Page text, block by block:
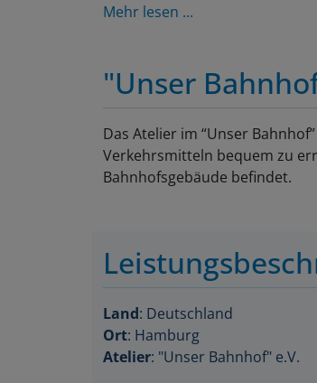
Mehr lesen ...
"Unser
Das Atelier im “Unser
Verkehrsmitteln bequem zu
Bahnhofsgebäude befindet.
Land: Deutschland
Ort: Hamburg
Atelier: "Unser Bahnhof" e.V.